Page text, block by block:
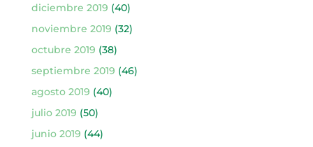
diciembre 2019 (40)
noviembre 2019 (32)
octubre 2019 (38)
septiembre 2019 (46)
agosto 2019 (40)
julio 2019 (50)
junio 2019 (44)